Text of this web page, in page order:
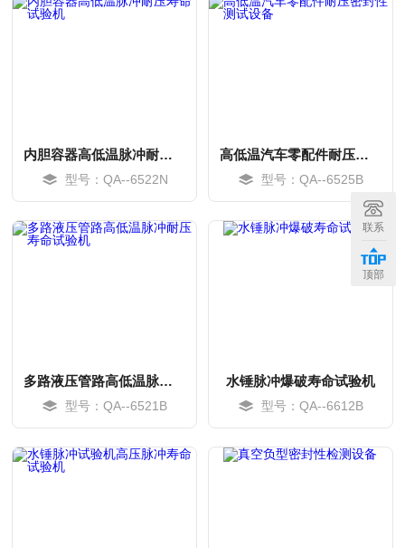
内胆容器高低温脉冲耐压寿命试验机
型号：QA--6522N
高低温汽车零配件耐压密封性测试设备
型号：QA--6525B
多路液压管路高低温脉冲耐压寿命试验机
型号：QA--6521B
水锤脉冲爆破寿命试验机
型号：QA--6612B
联系
顶部